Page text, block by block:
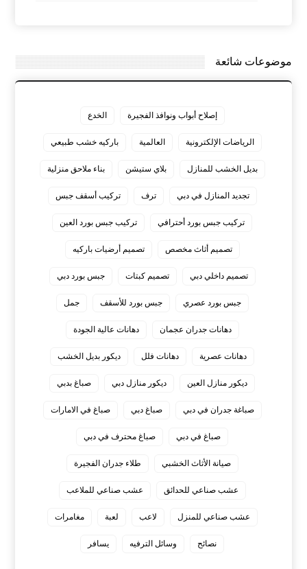
موضوعات شائعة
إصلاح أبواب ونوافذ الفجيرة الخدع
الرياضات الإلكترونية العالمية باركيه خشب طبيعي
بديل الخشب للمنازل بلاي ستيشن بناء ملاحق منزلية
تجديد المنازل في دبي ترف تركيب أسقف جبس
تركيب جبس بورد أحترافي تركيب جبس بورد العين
تصميم أثاث مخصص تصميم أرضيات باركيه
تصميم داخلي دبي تصميم كبتات جبس بورد دبي
جبس بورد عصري جبس بورد للأسقف جمل
دهانات جدران عجمان دهانات عالية الجودة
دهانات عصرية دهانات فلل ديكور بديل الخشب
ديكور منازل العين ديكور منازل دبي صباغ بدبي
صباغة جدران في دبي صباغ دبي صباغ في الامارات
صباغ في دبي صباغ محترف في دبي
صيانة الأثاث الخشبي طلاء جدران الفجيرة
عشب صناعي للحدائق عشب صناعي للملاعب
عشب صناعي للمنزل لاعب لعبة مغامرات
نصائح وسائل الترفيه يسافر